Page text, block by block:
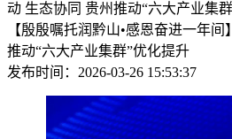
动 生态协同 贵州推动“六大产业集
【殷殷嘱托润黔山•感恩奋进一年
推动“六大产业集群”优化提升
发布时间： 2026-03-26 15:53:37